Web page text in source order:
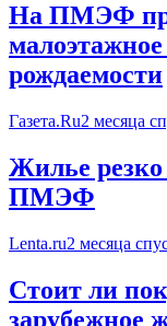
На ПМЭФ
рождаемости
Газета.Ru2 месяца
Жилье резко
ПМЭФ
Lenta.ru2 месяца
Стоит ли
зарубежное